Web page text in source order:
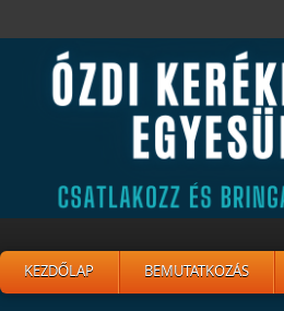
KEZDŐLAP BEMUTATKOZÁS